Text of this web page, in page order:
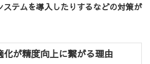
ステムを導入したりするなどの対策が
が精度向上に繋がる理由